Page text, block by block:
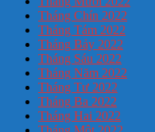
Tháng Chín 2022
Tháng Tám 2022
Tháng Bảy 2022
Tháng Sáu 2022
Tháng Năm 2022
Tháng Tư 2022
Tháng Ba 2022
Tháng Hai 2022